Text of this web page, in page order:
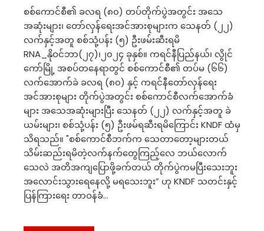
စစ်ကောင်စီ၏ ခလရ (၈၀) တပ်တိုက်ပွဲအတွင်း အသေ
အဆုံးများ၊ တော်လှန်ရေးအင်အားစုများက သေနတ် (၂၂)
လက်နှင့်အတူ စစ်သုံ့ပန်း (၅) ဦးဖမ်းဆီးရမိ
RNA_နိုဝင်ဘာ(၂၇)၊၂၀၂၄ ခုနှစ်။ ကရင်နီပြည်နယ်၊ လွိုင်
ကော်မြို့ အစပ်တနေရာတွင် စစ်ကောင်စီ၏ တပ်မ (၆၆)
လက်အောက်ခဲ ခလရ (၈၀) နှင့် ကရင်နီတော်လှန်ရေး
အင်အားစုများ တိုက်ပွဲအတွင်း စစ်ကောင်စီလက်အောက်ခံ
များ အသေအဆုံးများပြီး သေနတ် (၂၂) လက်နှင့်အတူ ခဲ
ယမ်းများ၊ စစ်သုံ့ပန်း (၅) ဦးဖမ်ရဆီးရမိကြောင်း KNDF ထံမှ
သိရသည်။ "စစ်ကောင်စီဘက်က သေတာတော့များတယ်
သိမ်းဆည်းရမိတဲ့လက်နက်တွေကြည့်လေ ဘယ်လောက်
သေလဲ အတိအကျပြောဖို့ခက်တယ် တိုက်ပွဲကမပြီးသေးဘူး
အလောင်းသွားရေနေလို့ မရသေးဘူး” ဟု KNDF သတင်းနှင့်
ပြန်ကြားရေး တာဝန်ခံ…